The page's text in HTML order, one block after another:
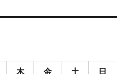
木 金 土 日